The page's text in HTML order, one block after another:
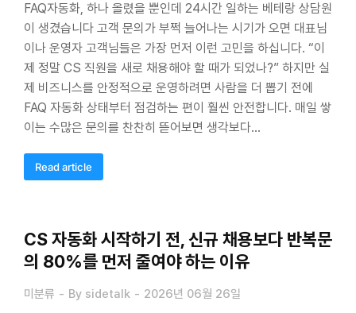
FAQ자동화, 하나 올렸을 뿐인데 24시간 일하는 베테랑 상담원
이 생겼습니다 고객 문의가 부쩍 늘어나는 시기가 오면 대표님
이나 운영자 고객님들은 가장 먼저 이런 고민을 하십니다. “이
제 정말 CS 직원을 새로 채용해야 할 때가 되었나?” 하지만 실
제 비즈니스를 안정적으로 운영하려면 사람을 더 뽑기 전에
FAQ 자동화 상태부터 점검하는 편이 훨씬 안전합니다. 매일 쌓
이는 수많은 문의를 찬찬히 뜯어보면 생각보다…
Read article
CS 자동화 시작하기 전, 신규 채용보다 반복문
의 80%를 먼저 줄여야 하는 이유
미분류 By sidetalk 2026년 06월 26일